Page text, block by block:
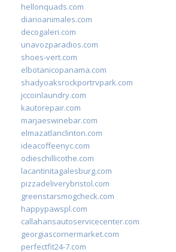
hellonquads.com
diarioanimales.com
decogaleri.com
unavozparadios.com
shoes-vert.com
elbotanicopanama.com
shadyoaksrockportrvpark.com
jccoinlaundry.com
kautorepair.com
marjaeswinebar.com
elmazatlanclinton.com
ideacoffeenyc.com
odieschillicothe.com
lacantinitagalesburg.com
pizzadeliverybristol.com
greenstarsmogcheck.com
happypawspl.com
callahansautoservicecenter.com
georgiascornermarket.com
perfectfit24-7.com